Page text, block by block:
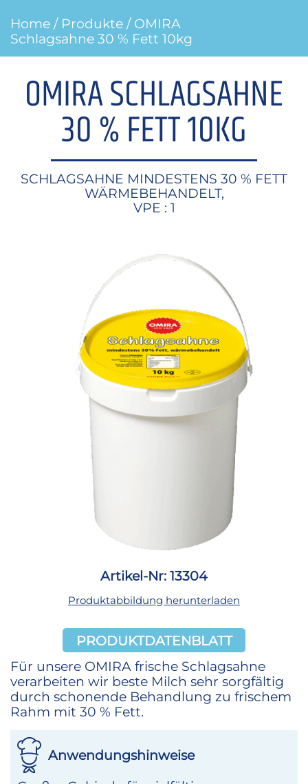
Home / Produkte / OMIRA
Schlagsahne 30 % Fett 10kg
OMIRA SCHLAGSAHNE
30 % FETT 10KG
SCHLAGSAHNE MINDESTENS 30 % FETT
WÄRMEBEHANDELT,
VPE : 1
Artikel-Nr: 13304
Produktabbildung herunterladen
PRODUKTDATENBLATT
Für unsere OMIRA frische Schlagsahne
verarbeiten wir beste Milch sehr sorgfältig
durch schonende Behandlung zu frischem
Rahm mit 30 % Fett.
Anwendungshinweise